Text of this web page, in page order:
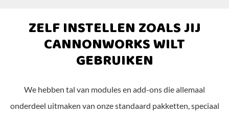
ZELF INSTELLEN ZOALS JIJ
CANNONWORKS WILT
GEBRUIKEN
We hebben tal van modules en add-ons die allemaal
onderdeel uitmaken van onze standaard pakketten, speciaal